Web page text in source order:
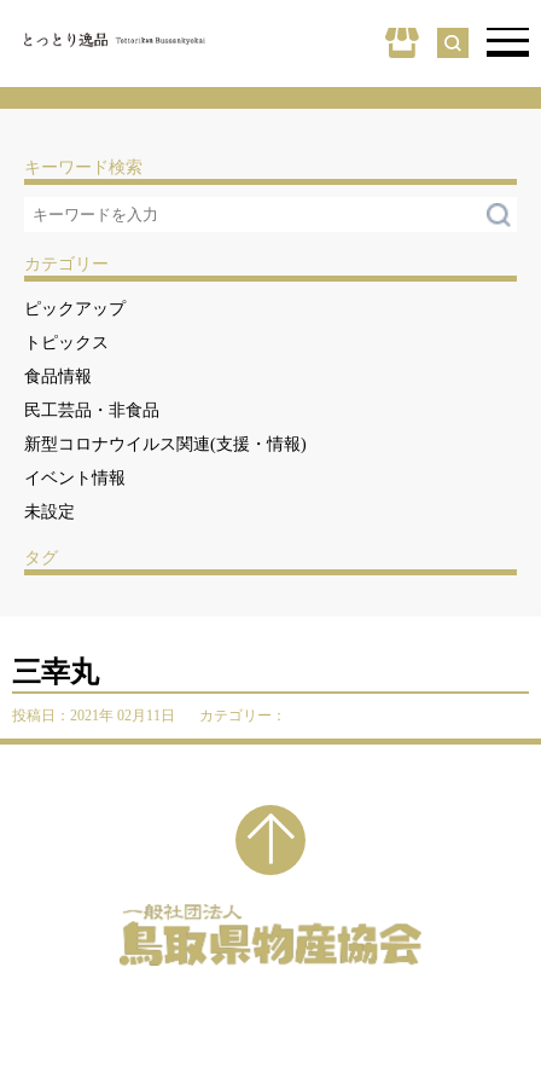
キーワード検索
カテゴリー
ピックアップ
トピックス
食品情報
民工芸品・非食品
新型コロナウイルス関連(支援・情報)
イベント情報
未設定
タグ
三幸丸
投稿日：2021年 02月11日 カテゴリー：